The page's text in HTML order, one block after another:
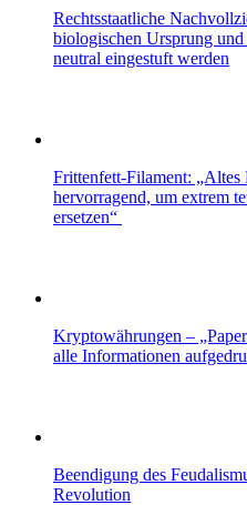
Rechtsstaatliche
biologischen Ursprung
neutral eingestuft werden
Frittenfett-Filament: „Altes
hervorragend, um extrem
ersetzen“
Kryptowährungen –
alle Informationen
Beendigung des
Revolution